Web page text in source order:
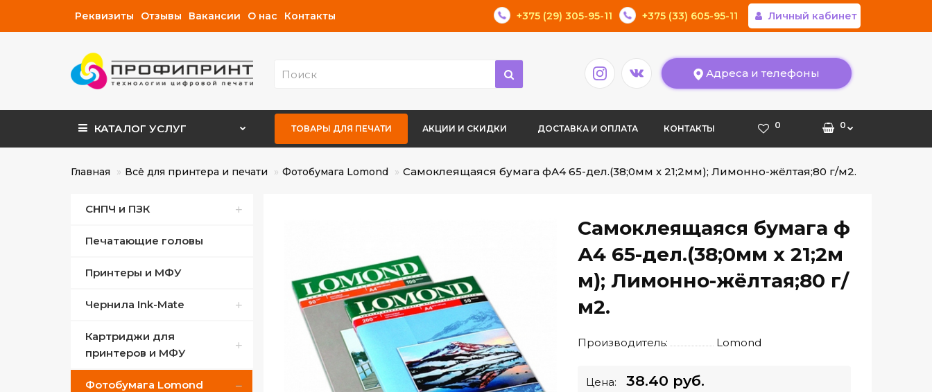
Реквизиты Отзывы Вакансии О нас Контакты +375 (29) 305-95-11 +375 (33) 605-95-11 Личный кабинет
Адреса и телефоны
КАТАЛОГ УСЛУГ ТОВАРЫ ДЛЯ ПЕЧАТИ АКЦИИ И СКИДКИ ДОСТАВКА И ОПЛАТА КОНТАКТЫ 0 0
Главная Всё для принтера и печати Фотобумага Lomond Самоклеящаяся бумага фА4 65-дел.(38;0мм х 21;2мм); Лимонно-жёлтая;80 г/м2.
СНПЧ и ПЗК
СНПЧ для Canon
СНПЧ для Epson
ПЗК для Canon
ПЗК для Epson
Печатающие головы
Принтеры и МФУ
Чернила Ink-Mate
Совместимые Canon
Совместимые Epson
Картриджи для
принтеров и МФУ
Canon оригинальный
Фотобумага Lomond
Самоклеящаяся бумага ф
А4 65-дел.(38;0мм х 21;2м
м); Лимонно-жёлтая;80 г/
м2.
Производитель: Lomond
Цена: 38.40 руб.